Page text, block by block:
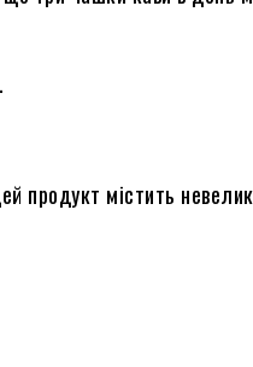
продукт містить